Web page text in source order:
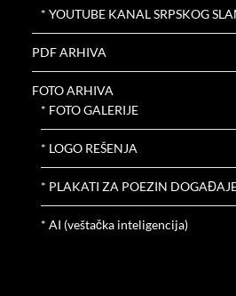
* YOUTUBE KANAL SRPSKOG
PDF ARHIVA
FOTO ARHIVA
* FOTO GALERIJE
* LOGO REŠENJA
* PLAKATI ZA POEZIN
* AI (veštačka inteligencija)